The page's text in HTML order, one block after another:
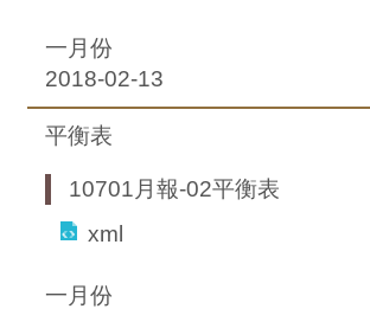
一月份
2018-02-13
平衡表
10701月報-02平衡表
xml
一月份